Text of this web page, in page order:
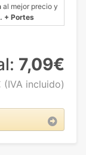
al mejor precio y
+ Portes
7,09€
(IVA incluido)